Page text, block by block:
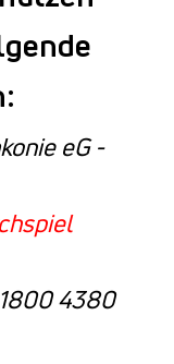
eG -
4380